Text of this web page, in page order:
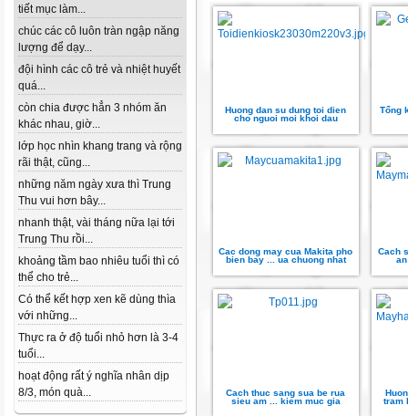
tiết mục làm...
chúc các cô luôn tràn ngập năng
lượng để dạy...
đội hình các cô trẻ và nhiệt huyết
quá...
còn chia được hẳn 3 nhóm ăn
khác nhau, giờ...
lớp học nhìn khang trang và rộng
rãi thật, cũng...
những năm ngày xưa thì Trung
Thu vui hơn bây...
nhanh thật, vài tháng nữa lại tới
Trung Thu rồi...
khoảng tầm bao nhiêu tuổi thì có
thể cho trẻ...
Có thể kết hợp xen kẽ dùng thìa
với những...
Thực ra ở độ tuổi nhỏ hơn là 3-4
tuổi...
hoạt động rất ý nghĩa nhân dịp
8/3, món quà...
Huong dan su dung toi dien
cho nguoi moi khoi dau
Tổng
Cac dong may cua Makita pho
bien bay ... ua chuong nhat
Cach
Cach thuc sang sua be rua
sieu am ... kiem muc gia
tram